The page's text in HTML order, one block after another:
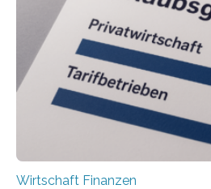
eigene freiberufliche Existenz,
Städte Hamburg, München
hingegen die
der freiberuflichen Gründungen
Wirtschaft Finanzen